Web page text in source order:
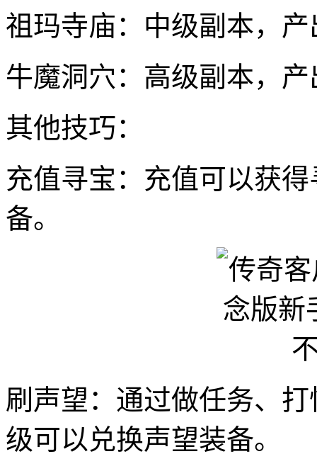
祖玛寺庙：中级副本，
牛魔洞穴：高级副本，
其他技巧：
充值寻宝：充值可以获
备。
刷声望：通过做任务、
级可以兑换声望装备。